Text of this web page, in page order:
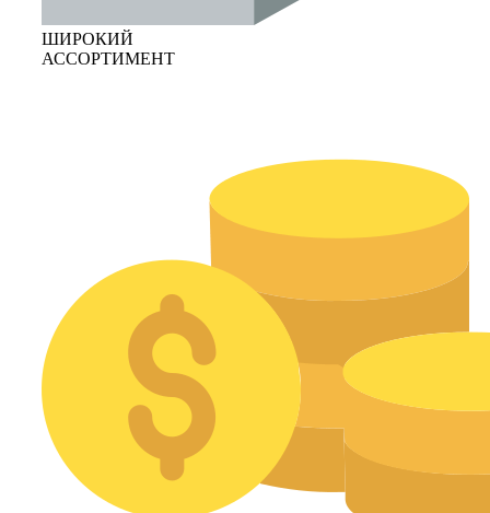
ШИРОКИЙ
АССОРТИМЕНТ